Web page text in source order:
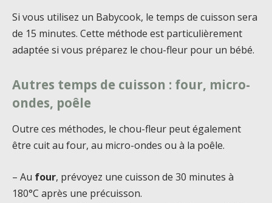
Si vous utilisez un Babycook, le temps de cuisson sera
de 15 minutes. Cette méthode est particulièrement
adaptée si vous préparez le chou-fleur pour un bébé.
Autres temps de cuisson : four, micro-
ondes, poêle
Outre ces méthodes, le chou-fleur peut également
être cuit au four, au micro-ondes ou à la poêle.
– Au four, prévoyez une cuisson de 30 minutes à
180°C après une précuisson.